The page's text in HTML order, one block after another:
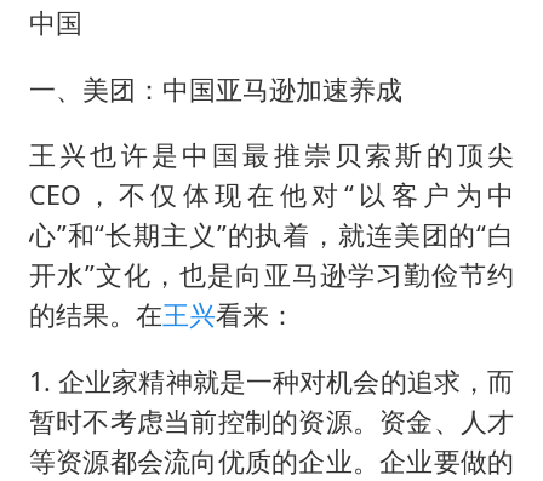
媒体：“内容由AI生成”不是免责盾牌
多个明星演唱会取消
上海轮渡全线停航
制冰厂工人旺季能月入一万三
中国
一、美团：中国亚马逊加速养成
王兴也许是中国最推崇贝索斯的顶尖
CEO，不仅体现在他对“以客户为中
心”和“长期主义”的执着，就连美团的“白
开水”文化，也是向亚马逊学习勤俭节约
的结果。在王兴看来：
1. 企业家精神就是一种对机会的追求，而
暂时不考虑当前控制的资源。资金、人才
等资源都会流向优质的企业。企业要做的